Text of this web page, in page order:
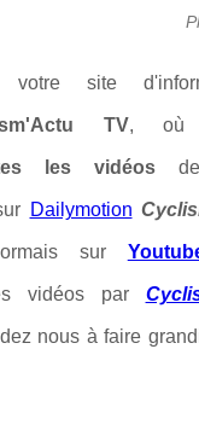
site
TV, où
les vidéos
Dailymotion
sur
vidéos par
nous à faire